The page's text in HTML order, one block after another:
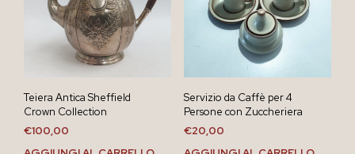
Teiera Antica Sheffield
Crown Collection
€100,00
Servizio da Caffè per 4
Persone con Zuccheriera
€20,00